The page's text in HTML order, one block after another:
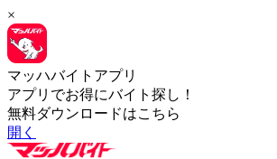
×
マッハバイトアプリ
アプリでお得にバイト探し！
無料ダウンロードはこちら
開く